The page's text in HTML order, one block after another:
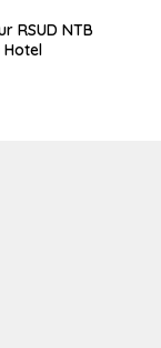
RSUD NTB
Hotel